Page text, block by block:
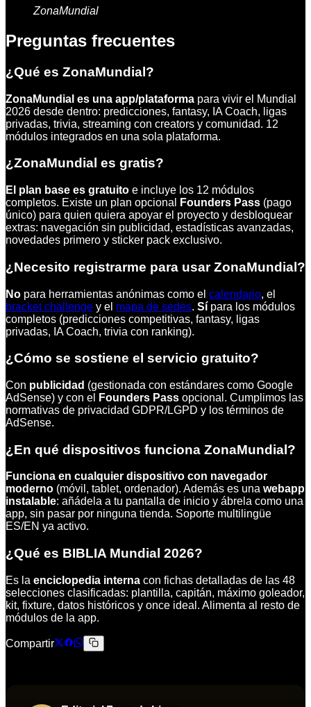
ZonaMundial
Preguntas frecuentes
¿Qué es ZonaMundial?
ZonaMundial es una app/plataforma para vivir el Mundial
2026 desde dentro: predicciones, fantasy, IA Coach, ligas
privadas, trivia, streaming con creators y comunidad. 12
módulos integrados en una sola plataforma.
¿ZonaMundial es gratis?
El plan base es gratuito e incluye los 12 módulos
completos. Existe un plan opcional
Founders Pass (pago
único) para quien quiera apoyar el proyecto y desbloquear
extras: navegación sin publicidad, estadísticas avanzadas,
novedades primero y sticker pack exclusivo.
¿Necesito registrarme para usar ZonaMundial?
No para herramientas anónimas como el calendario, el
bracket challenge y el mapa de sedes. Sí para los módulos
completos (predicciones competitivas, fantasy, ligas
privadas, IA Coach, trivia con ranking).
¿Cómo se sostiene el servicio gratuito?
Con publicidad (gestionada con estándares como Google
AdSense) y con el
Founders Pass opcional. Cumplimos las
normativas de privacidad GDPR/LGPD y los términos de
AdSense.
¿En qué dispositivos funciona ZonaMundial?
Funciona en cualquier dispositivo con navegador
moderno (móvil, tablet, ordenador). Además es una webapp
instalable: añádela a tu pantalla de inicio y ábrela como una
app, sin pasar por ninguna tienda. Soporte multilingüe
ES/EN ya activo.
¿Qué es BIBLIA Mundial 2026?
Es la enciclopedia interna con fichas detalladas de las 48
selecciones clasificadas: plantilla, capitán, máximo goleador,
kit, fixture, datos históricos y once ideal. Alimenta al resto de
módulos de la app.
Compartir